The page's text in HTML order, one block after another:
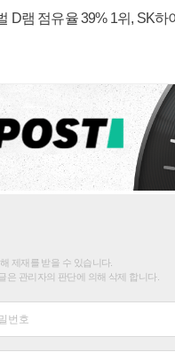
D램 점유율 39% 1위, SK하
제재를 받을 수 있습니다.
은 관리자의 판단에 의해 삭제 합니다.